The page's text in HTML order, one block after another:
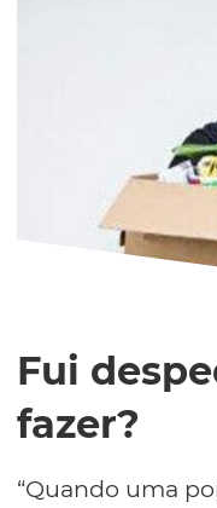
Fui
fazer?
“Quando uma